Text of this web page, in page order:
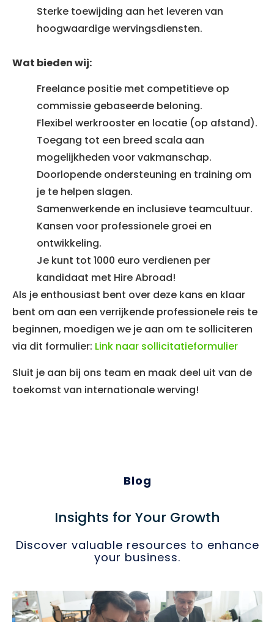
Sterke toewijding aan het leveren van
hoogwaardige wervingsdiensten.
Wat bieden wij:
Freelance positie met competitieve op
commissie gebaseerde beloning.
Flexibel werkrooster en locatie (op afstand).
Toegang tot een breed scala aan
mogelijkheden voor vakmanschap.
Doorlopende ondersteuning en training om
je te helpen slagen.
Samenwerkende en inclusieve teamcultuur.
Kansen voor professionele groei en
ontwikkeling.
Je kunt tot 1000 euro verdienen per
kandidaat met Hire Abroad!
Als je enthousiast bent over deze kans en klaar
bent om aan een verrijkende professionele reis te
beginnen, moedigen we je aan om te solliciteren
via dit formulier: Link naar sollicitatieformulier
Sluit je aan bij ons team en maak deel uit van de
toekomst van internationale werving!
Blog
Insights for Your Growth
Discover valuable resources to enhance
your business.